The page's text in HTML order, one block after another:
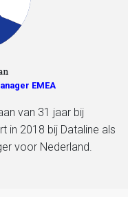
EMEA
van 31 jaar bij
in 2018 bij Dataline als
voor Nederland.